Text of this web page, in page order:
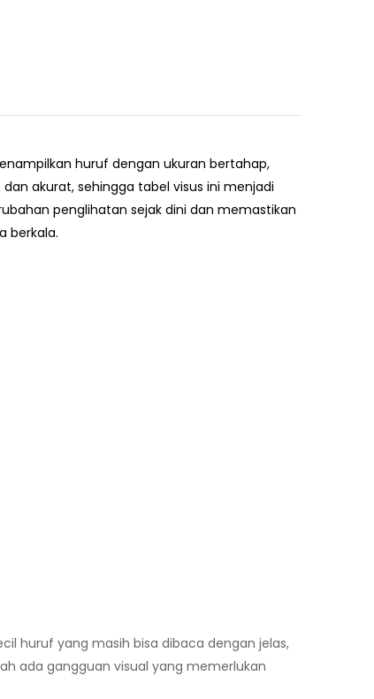
huruf dengan ukuran bertahap,
akurat, sehingga tabel visus ini menjadi
penglihatan sejak dini dan memastikan
berkala.
huruf yang masih bisa dibaca dengan jelas,
ada gangguan visual yang memerlukan